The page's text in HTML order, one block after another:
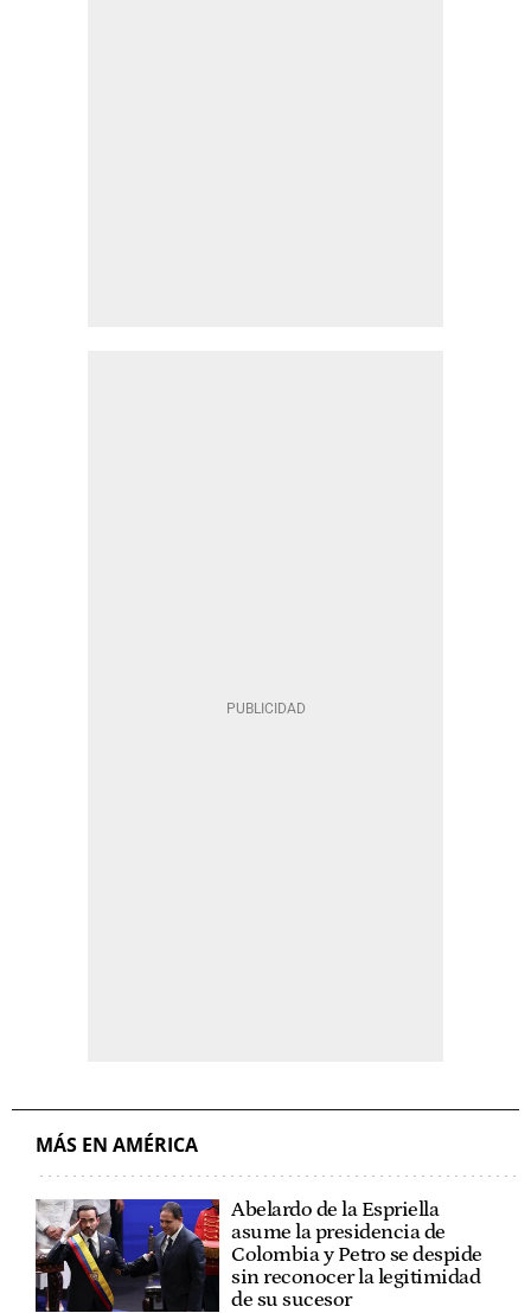
MÁS EN AMÉRICA
Abelardo de la Espriella
asume la presidencia de
Colombia y Petro se despide
sin reconocer la legitimidad
de su sucesor